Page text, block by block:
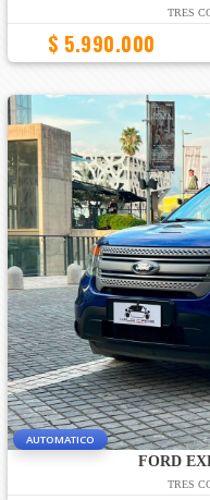
TRES
$ 5.990.000
AUTOMATICO
FORD
TRES